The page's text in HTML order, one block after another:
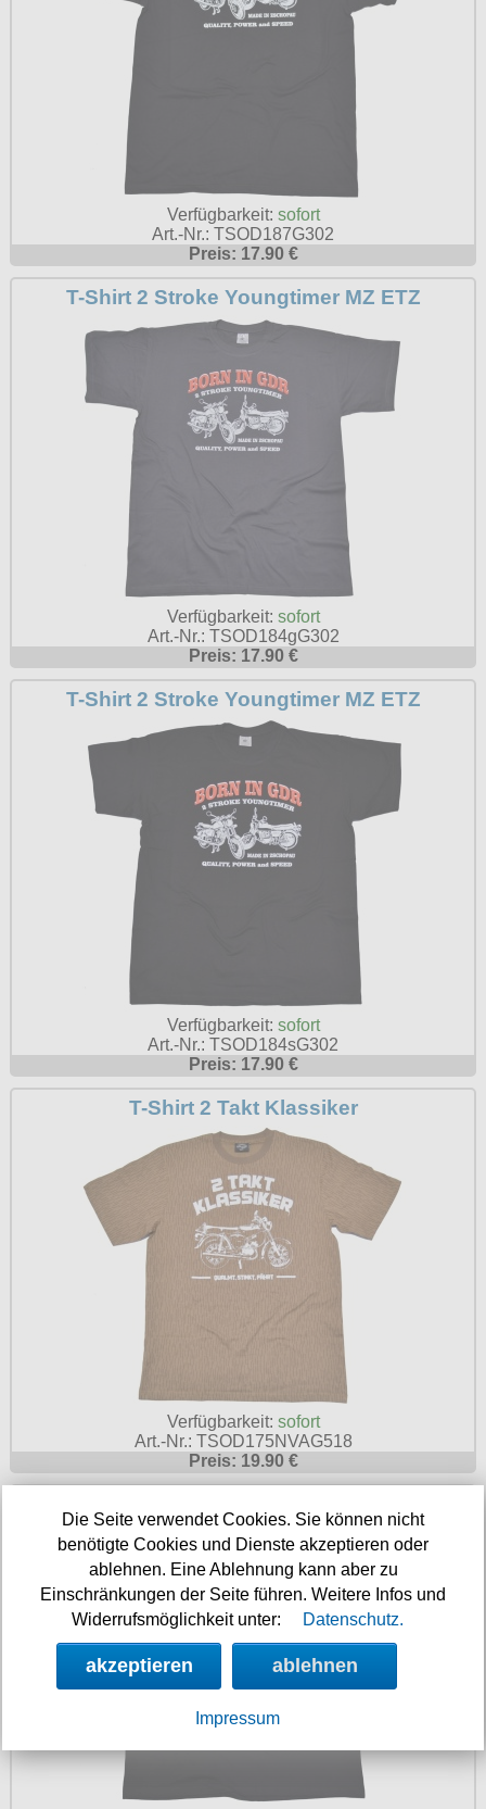
Verfügbarkeit: sofort
Art.-Nr.: TSOD187G302
Preis: 17.90 €
T-Shirt 2 Stroke Youngtimer MZ ETZ
Verfügbarkeit: sofort
Art.-Nr.: TSOD184gG302
Preis: 17.90 €
T-Shirt 2 Stroke Youngtimer MZ ETZ
Verfügbarkeit: sofort
Art.-Nr.: TSOD184sG302
Preis: 17.90 €
T-Shirt 2 Takt Klassiker
Verfügbarkeit: sofort
Art.-Nr.: TSOD175NVAG518
Preis: 19.90 €
Die Seite verwendet Cookies. Sie können nicht
benötigte Cookies und Dienste akzeptieren oder
ablehnen. Eine Ablehnung kann aber zu
Einschränkungen der Seite führen. Weitere Infos und
Widerrufsmöglichkeit unter:
Datenschutz.
akzeptieren ablehnen
Impressum